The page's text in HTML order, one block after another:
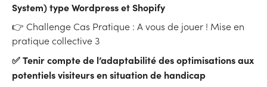
System) type Wordpress et Shopify
👉 Challenge Cas Pratique : A vous de jouer ! Mise en
pratique collective 3
✅Tenir compte de l’adaptabilité des optimisations aux
potentiels visiteurs en situation de handicap